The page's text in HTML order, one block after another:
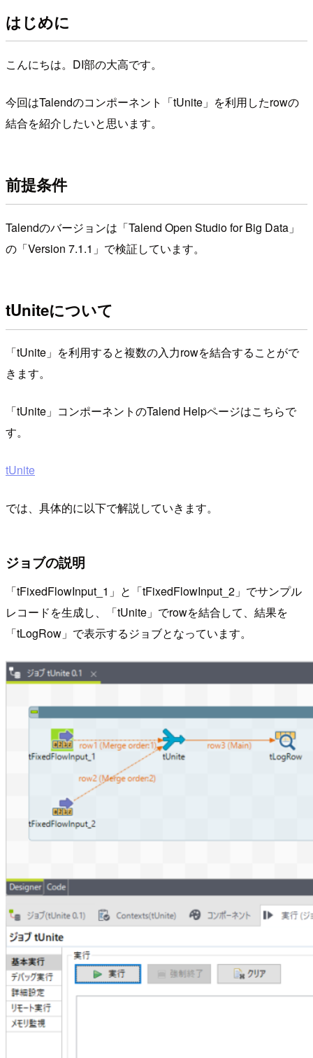
はじめに
こんにちは。DI部の大高です。
今回はTalendのコンポーネント「tUnite」を利用したrowの
結合を紹介したいと思います。
前提条件
Talendのバージョンは「Talend Open Studio for Big Data」
の「Version 7.1.1」で検証しています。
tUniteについて
「tUnite」を利用すると複数の入力rowを結合することがで
きます。
「tUnite」コンポーネントのTalend Helpページはこちらで
す。
tUnite
では、具体的に以下で解説していきます。
ジョブの説明
「tFixedFlowInput_1」と「tFixedFlowInput_2」でサンプル
レコードを生成し、「tUnite」でrowを結合して、結果を
「tLogRow」で表示するジョブとなっています。